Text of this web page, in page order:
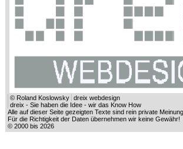
© Roland Koslowsky
dreix webdesign
dreix - Sie haben die Idee - wir das Know How
Alle auf dieser Seite gezeigten Texte sind rein private
Für die Richtigkeit der Daten übernehmen wir keine Gewähr!
© 2000 bis 2026